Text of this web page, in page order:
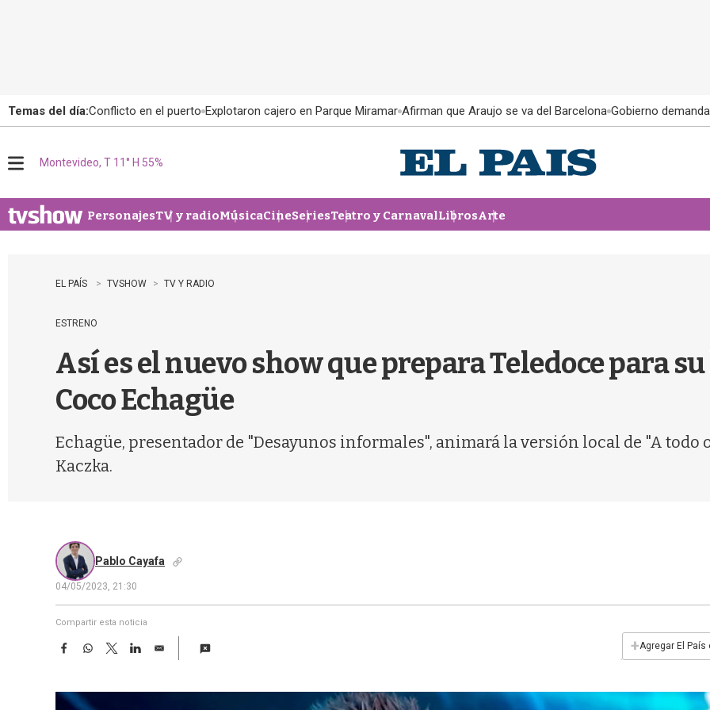
Temas del día:Conflicto en el puerto Explotaron cajero en Parque Miramar Afirman que Araujo se va del Barcelona Gobierno
u
Montevideo, T 11° H 55%
PersonajesTV y radioMúsicaCineSeriesTeatro y CarnavalLibrosArte
EL PAÍS TVSHOW TV Y RADIO
ESTRENO
Así es el nuevo show que prepara Teledoce para
Coco Echagüe
Echagüe, presentador de "Desayunos informales", animará la versión local de "A todo
Kaczka.
Pablo Cayafa
04/05/2023, 21:30
Compartir esta noticia
F
e
b
W
t
s
T
w
t
L
k
E
i
+Agregar El País